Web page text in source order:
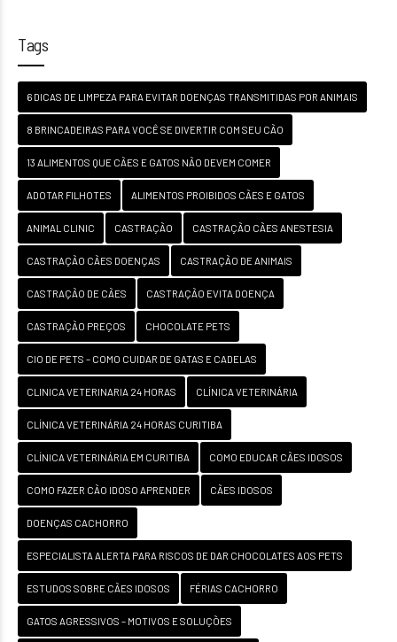
Tags
6 DICAS DE LIMPEZA PARA EVITAR DOENÇAS TRANSMITIDAS POR ANIMAIS
8 BRINCADEIRAS PARA VOCÊ SE DIVERTIR COM SEU CÃO
13 ALIMENTOS QUE CÃES E GATOS NÃO DEVEM COMER
ADOTAR FILHOTES ALIMENTOS PROIBIDOS CÃES E GATOS
ANIMAL CLINIC CASTRAÇÃO CASTRAÇÃO CÃES ANESTESIA
CASTRAÇÃO CÃES DOENÇAS CASTRAÇÃO DE ANIMAIS
CASTRAÇÃO DE CÃES CASTRAÇÃO EVITA DOENÇA
CASTRAÇÃO PREÇOS CHOCOLATE PETS
CIO DE PETS – COMO CUIDAR DE GATAS E CADELAS
CLINICA VETERINARIA 24 HORAS CLÍNICA VETERINÁRIA
CLÍNICA VETERINÁRIA 24 HORAS CURITIBA
CLÍNICA VETERINÁRIA EM CURITIBA COMO EDUCAR CÃES IDOSOS
COMO FAZER CÃO IDOSO APRENDER CÃES IDOSOS
DOENÇAS CACHORRO
ESPECIALISTA ALERTA PARA RISCOS DE DAR CHOCOLATES AOS PETS
ESTUDOS SOBRE CÃES IDOSOS FÉRIAS CACHORRO
GATOS AGRESSIVOS – MOTIVOS E SOLUÇÕES